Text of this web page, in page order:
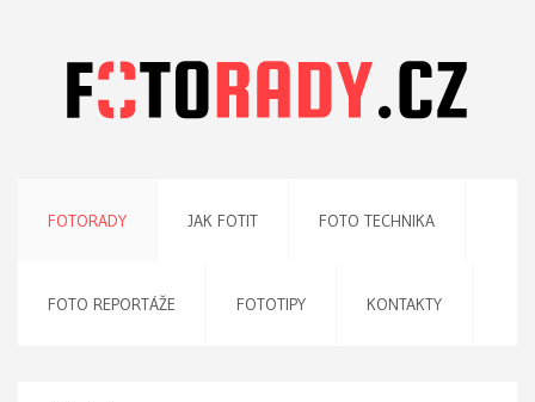
FOTORADY JAK FOTIT FOTO TECHNIKA
FOTO REPORTÁŽE FOTOTIPY KONTAKTY